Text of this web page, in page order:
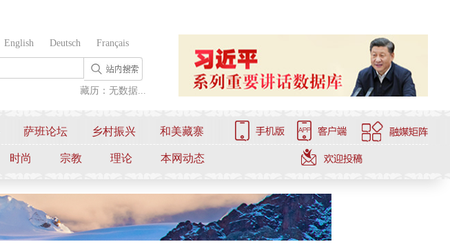
English Deutsch Français
藏历：无数据...
萨班论坛 乡村振兴 和美藏寨
时尚 宗教 理论 本网动态